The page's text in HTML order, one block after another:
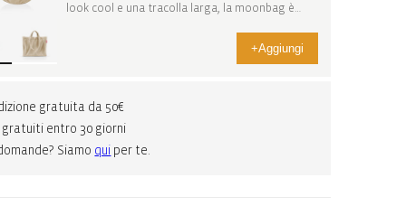
look cool e una tracolla larga, la moonbag è
+Aggiungi
gratuita da 50€
gratuiti entro 30 giorni
Siamo qui per te.